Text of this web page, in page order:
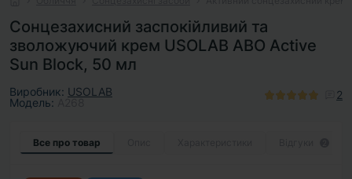
Сонцезахисний заспокійливий та
зволожуючий крем USOLAB ABO Active
Sun Block, 50 мл
Виробник: USOLAB
Модель:
2
Все про товар